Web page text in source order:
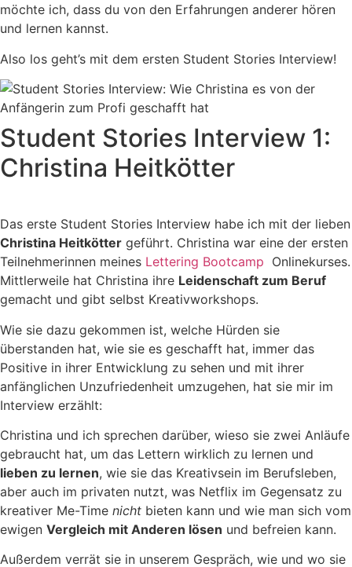
möchte ich, dass du von den Erfahrungen anderer hören
und lernen kannst.
Also los geht’s mit dem ersten Student Stories Interview!
Student Stories Interview 1:
Christina Heitkötter
Das erste Student Stories Interview habe ich mit der lieben
Christina Heitkötter geführt. Christina war eine der ersten
Teilnehmerinnen meines Lettering Bootcamp Onlinekurses.
Mittlerweile hat Christina ihre Leidenschaft zum Beruf
gemacht und gibt selbst Kreativworkshops.
Wie sie dazu gekommen ist, welche Hürden sie
überstanden hat, wie sie es geschafft hat, immer das
Positive in ihrer Entwicklung zu sehen und mit ihrer
anfänglichen Unzufriedenheit umzugehen, hat sie mir im
Interview erzählt:
Christina und ich sprechen darüber, wieso sie zwei Anläufe
gebraucht hat, um das Lettern wirklich zu lernen und
lieben zu lernen, wie sie das Kreativsein im Berufsleben,
aber auch im privaten nutzt, was Netflix im Gegensatz zu
kreativer Me-Time nicht bieten kann und wie man sich vom
ewigen Vergleich mit Anderen lösen und befreien kann.
Außerdem verrät sie in unserem Gespräch, wie und wo sie